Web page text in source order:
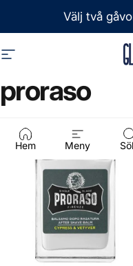
Hoppa till innehåll
Välj två
Hem Meny
proraso